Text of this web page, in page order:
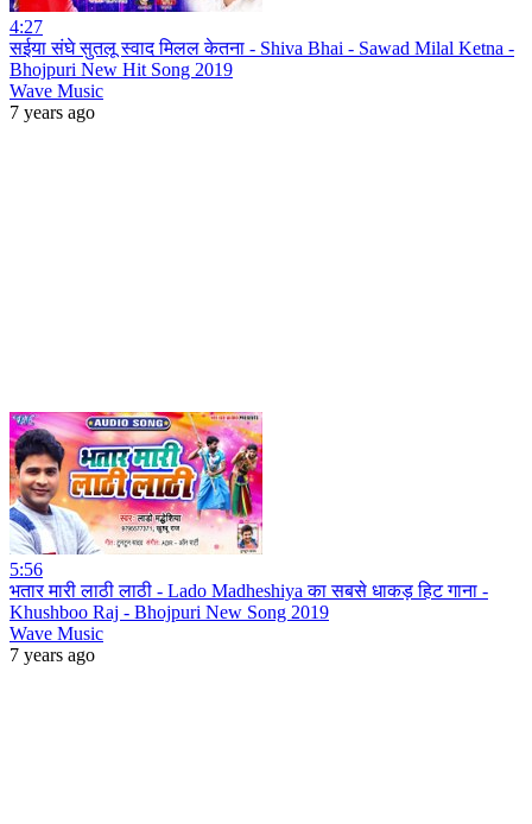
4:27
सईया संघे सुतलू स्वाद मिलल केतना - Shiva Bhai - Sawad Milal Ketna -
Bhojpuri New Hit Song 2019
Wave Music
7 years ago
5:56
भतार मारी लाठी लाठी - Lado Madheshiya का सबसे धाकड़ हिट गाना -
Khushboo Raj - Bhojpuri New Song 2019
Wave Music
7 years ago